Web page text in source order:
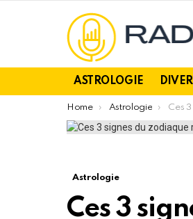
ASTROLOGIE
You are here:
Home Astrologie Ces 3
Astrologie
Ces 3